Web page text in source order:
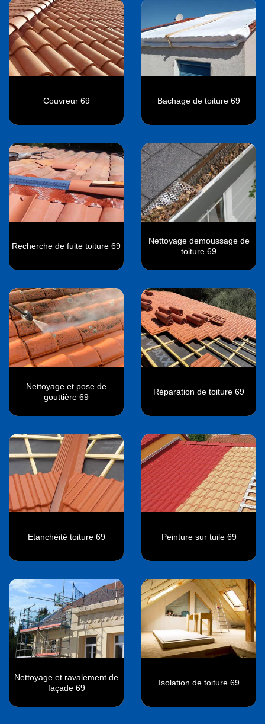
Couvreur 69 Bachage de toiture 69
Recherche de fuite toiture 69
Nettoyage demoussage de
toiture 69
Nettoyage et pose de
gouttière 69
Réparation de toiture 69
Etanchéité toiture 69 Peinture sur tuile 69
Nettoyage et ravalement de
façade 69
Isolation de toiture 69